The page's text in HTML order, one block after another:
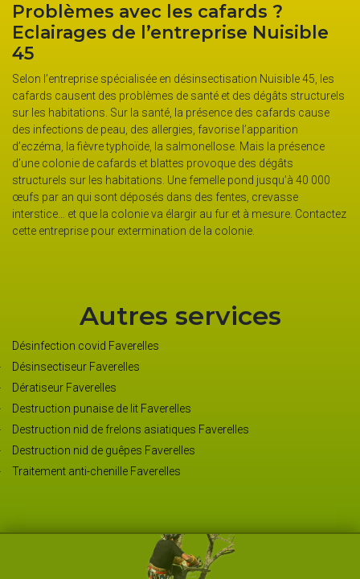
Problèmes avec les cafards ?
Eclairages de l’entreprise Nuisible
45
Selon l’entreprise spécialisée en désinsectisation Nuisible 45, les
cafards causent des problèmes de santé et des dégâts structurels
sur les habitations. Sur la santé, la présence des cafards cause
des infections de peau, des allergies, favorise l’apparition
d’eczéma, la fièvre typhoïde, la salmonellose. Mais la présence
d’une colonie de cafards et blattes provoque des dégâts
structurels sur les habitations. Une femelle pond jusqu’à 40 000
œufs par an qui sont déposés dans des fentes, crevasse
interstice… et que la colonie va élargir au fur et à mesure. Contactez
cette entreprise pour extermination de la colonie.
Autres services
Désinfection covid Faverelles
Désinsectiseur Faverelles
Dératiseur Faverelles
Destruction punaise de lit Faverelles
Destruction nid de frelons asiatiques Faverelles
Destruction nid de guêpes Faverelles
Traitement anti-chenille Faverelles